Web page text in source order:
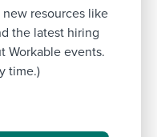
new resources like
the latest hiring
Workable events.
time.)